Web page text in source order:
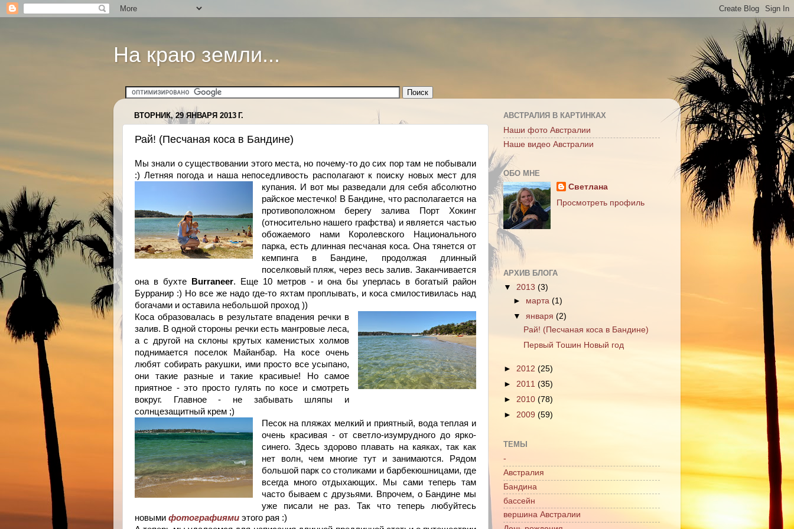
На краю земли...
ВТОРНИК, 29 ЯНВАРЯ 2013 Г.
Рай! (Песчаная коса в Бандине)
Мы знали о существовании этого места, но почему-то до сих пор там не побывали
:) Летняя погода и наша непоседливость располагают к поиску новых мест для
купания. И вот мы разведали для себя абсолютно
райское местечко! В Бандине, что располагается на
противоположном берегу залива Порт Хокинг
(относительно нашего графства) и является частью
обожаемого нами Королевского Национального
парка, есть длинная песчаная коса. Она тянется от
кемпинга в Бандине, продолжая длинный
поселковый пляж, через весь залив. Заканчивается
она в бухте
Burraneer. Еще 10 метров - и она бы уперлась в богатый район
Бурранир :) Но все же надо где-то яхтам проплывать, и коса смилостивилась над
богачами и оставила небольшой проход ))
Коса образовалась в результате впадения речки в
залив. В одной стороны речки есть мангровые леса,
а с другой на склоны крутых каменистых холмов
поднимается поселок Майанбар. На косе очень
любят собирать ракушки, ими просто все усыпано,
они такие разные и такие красивые! Но самое
приятное - это просто гулять по косе и смотреть
вокруг. Главное - не забывать шляпы и
солнцезащитный крем ;)
Песок на пляжах мелкий и приятный, вода теплая и
очень красивая - от светло-изумрудного до ярко-
синего. Здесь здорово плавать на каяках, так как
нет волн, чем многие тут и занимаются. Рядом
большой парк со столиками и барбекюшницами, где
всегда много отдыхающих. Мы сами теперь там
часто бываем с друзьями. Впрочем, о Бандине мы
уже писали не раз. Так что теперь любуйтесь
новыми фотографиями этого рая :)
АВСТРАЛИЯ В КАРТИНКАХ
Наши фото Австралии
Наше видео Австралии
ОБО МНЕ
Светлана
Просмотреть профиль
АРХИВ БЛОГА
▼ 2013 (3)
► марта(1)
▼января(2)
Рай! (Песчаная коса в Бандине)
Первый Тошин Новый год
► 2012 (25)
► 2011 (35)
► 2010 (78)
► 2009 (59)
ТЕМЫ
-
Австралия
Бандина
бассейн
вершина Австралии